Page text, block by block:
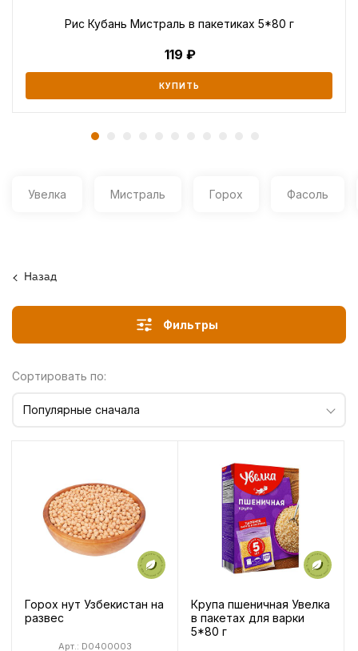
Рис Кубань Мистраль в пакетиках 5*80 г
119
КУПИТЬ
Увелка Мистраль Горох Фасоль
Назад
Фильтры
Сортировать по:
Популярные сначала
Горох нут Узбекистан на
развес
Арт.: D0400003
Крупа пшеничная Увелка
в пакетах для варки
5*80 г